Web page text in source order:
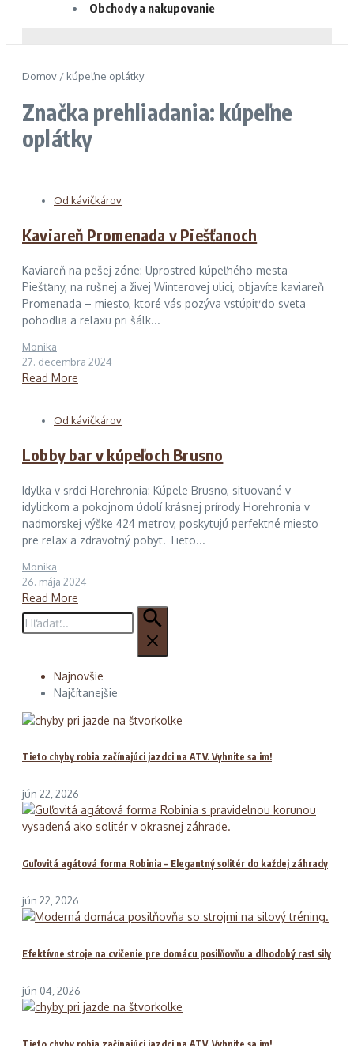
Obchody a nakupovanie
Domov / kúpeľne oplátky
Značka prehliadania: kúpeľne
oplátky
Od kávičkárov
Kaviareň Promenada v Piešťanoch
Kaviareň na pešej zóne: Uprostred kúpeľného mesta
Piešťany, na rušnej a živej Winterovej ulici, objavíte kaviareň
Promenada – miesto, ktoré vás pozýva vstúpiť do sveta
pohodlia a relaxu pri šálk...
Monika
27. decembra 2024
Read More
Od kávičkárov
Lobby bar v kúpeľoch Brusno
Idylka v srdci Horehronia: Kúpele Brusno, situované v
idylickom a pokojnom údolí krásnej prírody Horehronia v
nadmorskej výške 424 metrov, poskytujú perfektné miesto
pre relax a zdravotný pobyt. Tieto...
Monika
26. mája 2024
Read More
Hľadať:
Najnovšie
Najčítanejšie
Tieto chyby robia začínajúci jazdci na ATV. Vyhnite sa im!
jún 22, 2026
Guľovitá agátová forma Robinia – Elegantný solitér do každej záhrady
jún 22, 2026
Efektívne stroje na cvičenie pre domácu posilňovňu a dlhodobý rast sily
jún 04, 2026